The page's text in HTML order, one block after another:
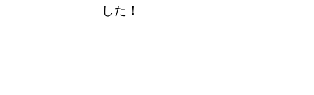
した！